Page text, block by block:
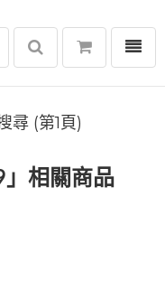
選單
尋 (第1頁)
相關商品